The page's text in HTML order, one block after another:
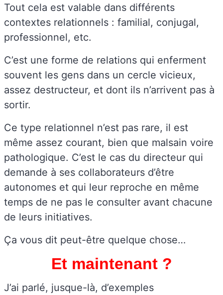
Tout cela est valable dans différents
contextes relationnels : familial, conjugal,
professionnel, etc.
C’est une forme de relations qui enferment
souvent les gens dans un cercle vicieux,
assez destructeur, et dont ils n’arrivent pas à
sortir.
Ce type relationnel n’est pas rare, il est
même assez courant, bien que malsain voire
pathologique. C’est le cas du directeur qui
demande à ses collaborateurs d’être
autonomes et qui leur reproche en même
temps de ne pas le consulter avant chacune
de leurs initiatives.
Ça vous dit peut-être quelque chose…
Et maintenant ?
J’ai parlé, jusque-là, d’exemples